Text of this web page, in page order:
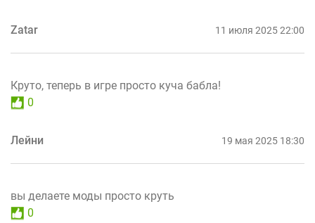
Zatar 11 июля 2025 22:00
Круто, теперь в игре просто куча бабла!
0
Лейни 19 мая 2025 18:30
вы делаете моды просто круть
0